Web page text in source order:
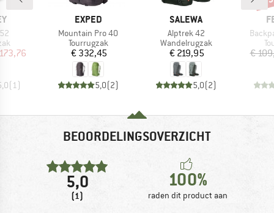
prijs
(1)
MERK
EXPED
Artikel
Mountain Pro 40
Productgroep
Tourrugzak
Prijs
€ 332,45
5,0(2)
MERK
SALEWA
Artikel
Alptrek 42
Productgroep
Wandelrugzak
Prijs
€ 219,95
5,0(2)
Artikel
€
BEOORDELINGSOVERZICHT
5,0
(1)
100%
raden dit product aan